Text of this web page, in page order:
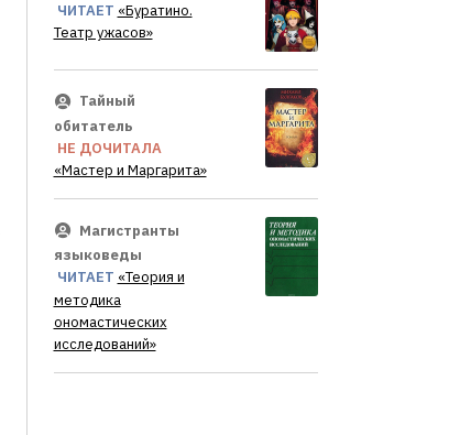
ЧИТАЕТ «Буратино.
Театр ужасов»
Тайный
обитатель
НЕ ДОЧИТАЛА
«Мастер и Маргарита»
Магистранты
языковеды
ЧИТАЕТ «Теория и
методика
ономастических
исследований»